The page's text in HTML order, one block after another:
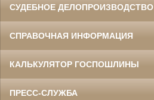
СУДЕБНОЕ ДЕЛОПРОИЗВОДСТВО
СПРАВОЧНАЯ ИНФОРМАЦИЯ
КАЛЬКУЛЯТОР ГОСПОШЛИНЫ
ПРЕСС-СЛУЖБА